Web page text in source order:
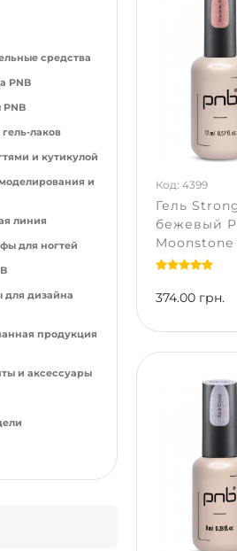
средства
PNB
PNB
лаков
и кутикулой
и
линия
для ногтей
для дизайна
продукция
и аксессуары
Код: 4399
Гель
бежевый
Moonstone
374.00 грн.